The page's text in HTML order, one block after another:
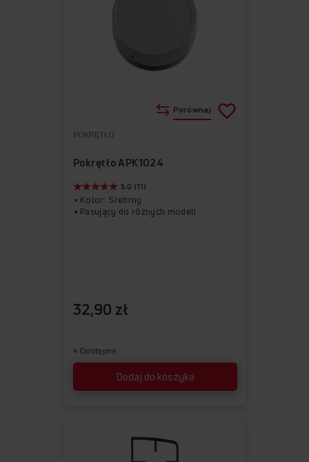
POKRĘTŁO
Pokrętło APK1024
Dodaj do koszyka
5.0 (11)
Kolor: Srebrny
Pasujący do różnych modeli
32,90 zł
Dostępne
Porównaj